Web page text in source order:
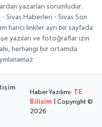
yazarları sorumludur.
- Sivas Haberleri - Sivas Son
harici linkler ayrı bir sayfada
yazıları ve fotoğraflar izin
herhangi bir ortamda
Haber Yazılımı: TE
Bilişim | Copyright ©
2026